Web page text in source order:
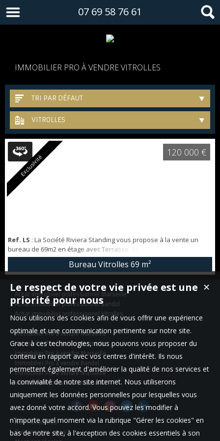
07 69 58 76 61
IMMOBILIER PRO À VENDRE VITROLLES
TRI PAR DÉFAUT
VITROLLES
Exclusivité
Ref. LS : La Société Riviera Standing vous propose à la vente un
bureau de 69m2 en étage avec Terrasse. Situé en centre-ville de
Vitrolles, dans un point stratégique proche de tous commerces
nécessaires Poste... Mais aussi proche des accès autoroute. Situé
dans un petit immeuble à usage unique professionnel. (Ascenseur
dans l'immeuble ) Ce local à usage professionnel se compose :
D'une grande pi...
Bureau Vitrolles 69 m²
120 000 €
Achat immobilier professionnel Marseille
Achat immobilier professionnel Bandol
Achat immobilier professionnel Vitrolles
Immobilier Pro à vendre Marseille
Immobilier Pro à vendre Marseille
Immobilier Pro à vendre Marseille
Immobilier Pro à vendre Bandol
Immobilier Pro à vendre Marseille
Immobilier Pro à vendre Marseille
Nos Honoraires
Qui sommes-nous
✕
Le respect de votre vie privée est une
priorité pour nous
Nous utilisons des cookies afin de vous offrir une expérience
optimale et une communication pertinente sur notre site.
Grace à ces technologies, nous pouvons vous proposer du
contenu en rapport avec vos centres d'intérêt. Ils nous
permettent également d'améliorer la qualité de nos services et
la convivialité de notre site internet. Nous utiliserons
uniquement les données personnelles pour lesquelles vous
avez donné votre accord. Vous pouvez les modifier à
n'importe quel moment via la rubrique "Gérer les cookies" en
bas de notre site, à l'exception des cookies essentiels à son